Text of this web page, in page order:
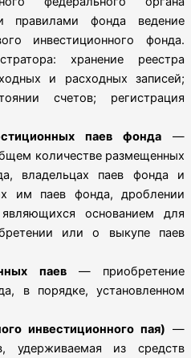
правилами фонда ведение
инвестиционного фонда.
хранение реестра
и расходных записей;
счетов; регистрация
паев фонда —
количестве размещенных
владельцах паев фонда и
им паев фонда, дроблении
основанием для
или о выкупе паев
паев— приобретение
в порядке, установленном
инвестиционного пая) —
удерживаемая из средств